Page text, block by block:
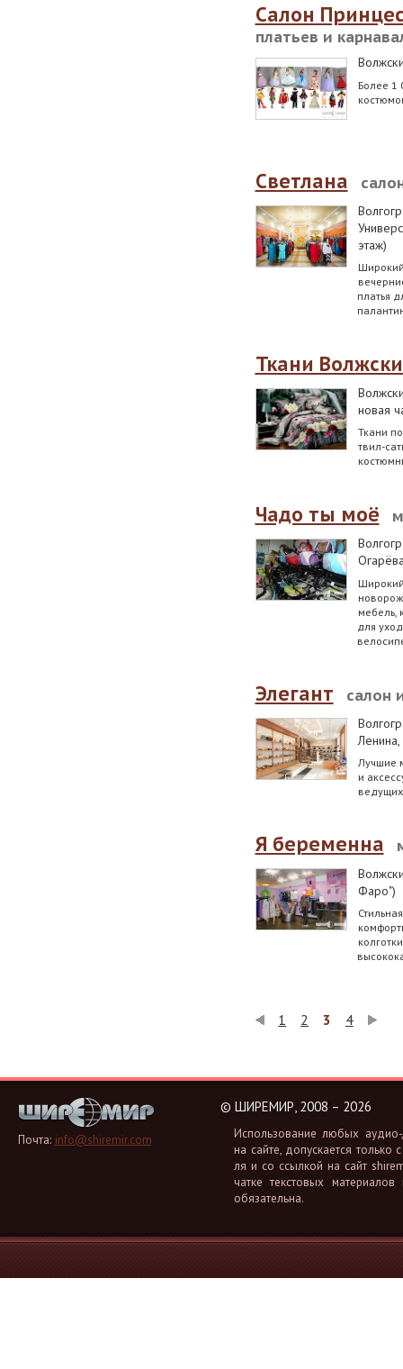
Салон
платьев и
Более 1
Светлана
этаж)
платья
Ткани
новая
Ткани
твил-
Чадо ты моё
мебель,
для
Элегант салон
Лучшие
и
Я беременна
Фаро")
1 2 3 4
Почта: info@shiremir.com
© ШИРЕМИР, 2008 – 2026
Ис­поль­зо­ва­ние любых
на сайте, до­пус­ка­ет­ся
ля и со ссыл­кой на сайт
чат­ке тек­сто­вых
обя­за­тель­на.